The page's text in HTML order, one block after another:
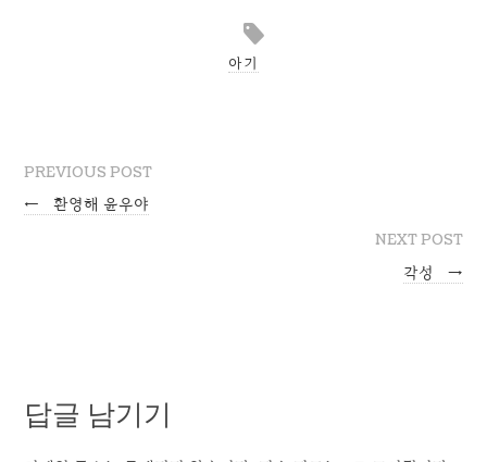
아기
PREVIOUS POST
← 환영해 윤우야
NEXT POST
각성 →
답글 남기기